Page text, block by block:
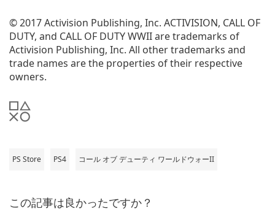
© 2017 Activision Publishing, Inc. ACTIVISION, CALL OF
DUTY, and CALL OF DUTY WWII are trademarks of
Activision Publishing, Inc. All other trademarks and
trade names are the properties of their respective
owners.
PS Store PS4 コール オブ デューティ ワールドウォーII
この記事は良かったですか？